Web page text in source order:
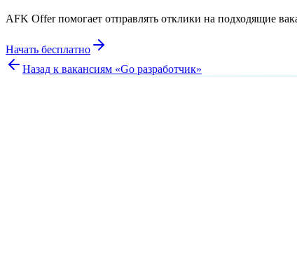
AFK Offer помогает отправлять отклики на подходящие
Начать бесплатно
Назад к вакансиям «Go разработчик»